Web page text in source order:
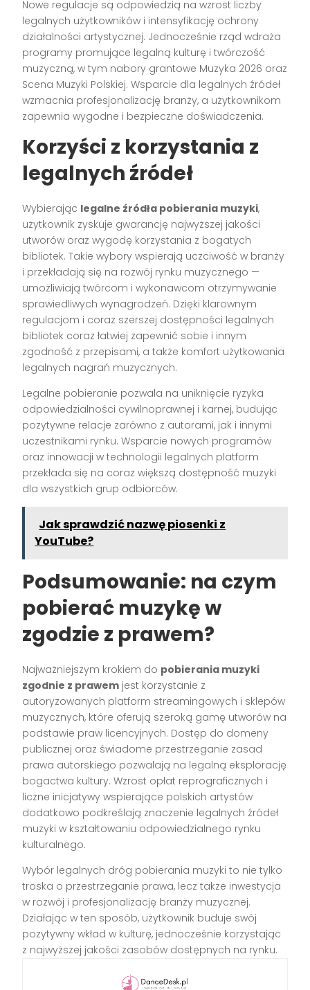
Nowe regulacje są odpowiedzią na wzrost liczby
legalnych użytkowników i intensyfikację ochrony
działalności artystycznej. Jednocześnie rząd wdraża
programy promujące legalną kulturę i twórczość
muzyczną, w tym nabory grantowe Muzyka 2026 oraz
Scena Muzyki Polskiej. Wsparcie dla legalnych źródeł
wzmacnia profesjonalizację branży, a użytkownikom
zapewnia wygodne i bezpieczne doświadczenia.
Korzyści z korzystania z
legalnych źródeł
Wybierając legalne źródła pobierania muzyki,
użytkownik zyskuje gwarancję najwyższej jakości
utworów oraz wygodę korzystania z bogatych
bibliotek. Takie wybory wspierają uczciwość w branży
i przekładają się na rozwój rynku muzycznego —
umożliwiają twórcom i wykonawcom otrzymywanie
sprawiedliwych wynagrodzeń. Dzięki klarownym
regulacjom i coraz szerszej dostępności legalnych
bibliotek coraz łatwiej zapewnić sobie i innym
zgodność z przepisami, a także komfort użytkowania
legalnych nagrań muzycznych.
Legalne pobieranie pozwala na uniknięcie ryzyka
odpowiedzialności cywilnoprawnej i karnej, budując
pozytywne relacje zarówno z autorami, jak i innymi
uczestnikami rynku. Wsparcie nowych programów
oraz innowacji w technologii legalnych platform
przekłada się na coraz większą dostępność muzyki
dla wszystkich grup odbiorców.
Jak sprawdzić nazwę piosenki z
YouTube?
Podsumowanie: na czym
pobierać muzykę w
zgodzie z prawem?
Najważniejszym krokiem do pobierania muzyki
zgodnie z prawem jest korzystanie z
autoryzowanych platform streamingowych i sklepów
muzycznych, które oferują szeroką gamę utworów na
podstawie praw licencyjnych. Dostęp do domeny
publicznej oraz świadome przestrzeganie zasad
prawa autorskiego pozwalają na legalną eksplorację
bogactwa kultury. Wzrost opłat reprograficznych i
liczne inicjatywy wspierające polskich artystów
dodatkowo podkreślają znaczenie legalnych źródeł
muzyki w kształtowaniu odpowiedzialnego rynku
kulturalnego.
Wybór legalnych dróg pobierania muzyki to nie tylko
troska o przestrzeganie prawa, lecz także inwestycja
w rozwój i profesjonalizację branży muzycznej.
Działając w ten sposób, użytkownik buduje swój
pozytywny wkład w kulturę, jednocześnie korzystając
z najwyższej jakości zasobów dostępnych na rynku.